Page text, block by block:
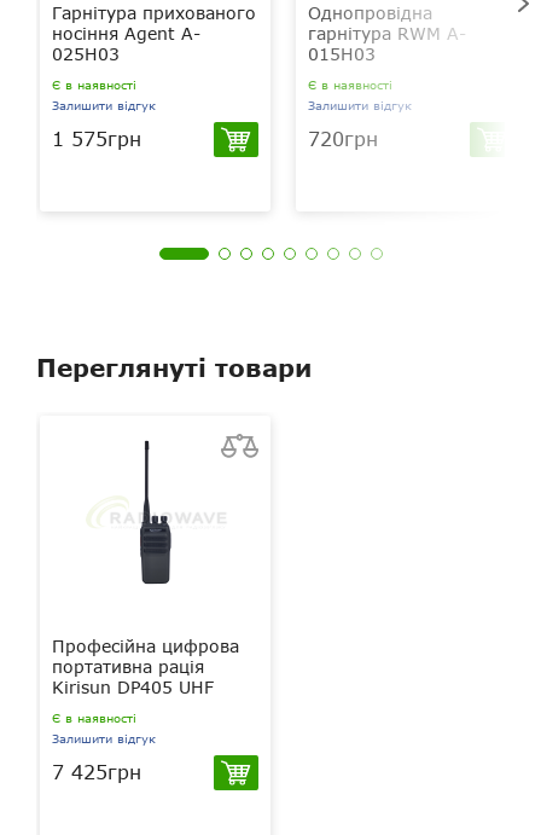
Гарнітура прихованого
носіння Agent A-
025H03
Є в наявності
Залишити відгук
1 575грн
Однопровідна
гарнітура RWM A-
015H03
Є в наявності
Залишити відгук
720грн
Переглянуті товари
Професійна цифрова
портативна рація
Kirisun DP405 UHF
Є в наявності
Залишити відгук
7 425грн